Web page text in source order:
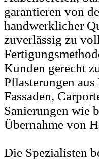
garantieren von
handwerklicher
zuverlässig zu
Kunden gerecht
Pflasterungen
Fassaden,
Sanierungen wie
Übernahme von
Die Spezialisten